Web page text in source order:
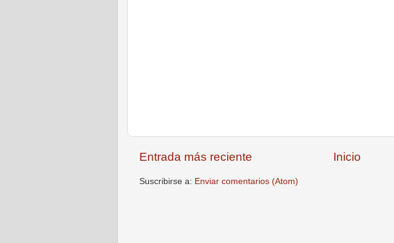
Entrada más reciente Inicio
Suscribirse a: Enviar comentarios (Atom)